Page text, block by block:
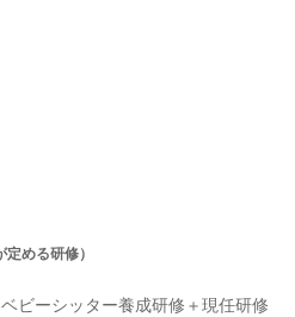
定める研修）
ビーシッター養成研修＋現任研修